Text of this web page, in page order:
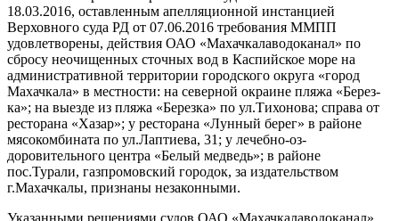
18.03.2016, оставленным апелляционной ин­станцией
Верховного суда РД от 07.06.2016 требования ММПП
удовлетворены, действия ОАО «Махачкалаводоканал» по
сбросу неочищенных сточных вод в Ка­спийское море на
административ­ной территории городского округа «город
Махачкала» в местности: на северной окраине пляжа «Берез­
ка»; на выезде из пляжа «Березка» по ул.Тихонова; справа от
рестора­на «Хазар»; у ресторана «Лунный берег» в районе
мясокомбината по ул.Лаптиева, 31; у лечебно-оз­
доровительного центра «Белый медведь»; в районе
пос.Турали, газпромовский городок, за изда­тельством
г.Махачкалы, признаны незаконными.
Указанными решениями судов ОАО «Махачкалаводоканал»